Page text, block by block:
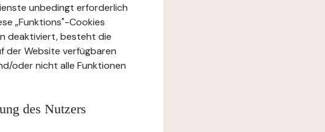
unbedingt erforderlich
„Funktions"-Cookies
deaktiviert, besteht die
der Website verfügbaren
oder nicht alle Funktionen
des Nutzers